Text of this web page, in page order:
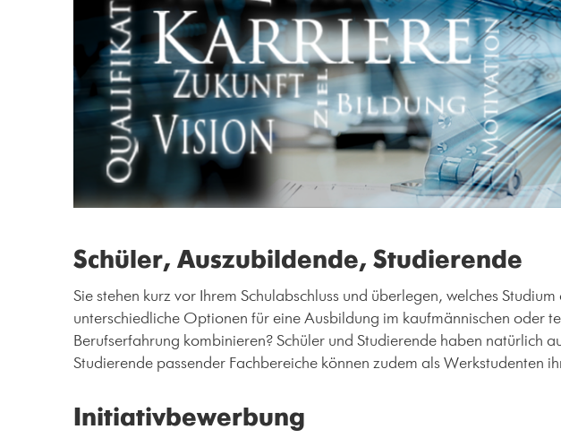
Schüler, Auszubildende, Studierende
Sie stehen kurz vor Ihrem Schulabschluss und überlegen, welches
unterschiedliche Optionen für eine Ausbildung im kaufmännischen oder
Berufserfahrung kombinieren? Schüler und Studierende haben natürlich
Studierende passender Fachbereiche können zudem als Werkstudenten
Initiativbewerbung